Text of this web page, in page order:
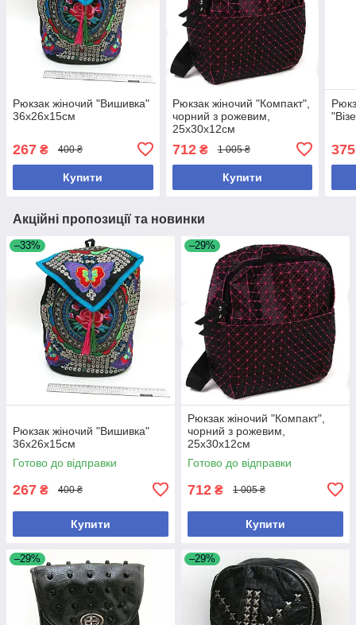
Рюкзак жіночий "Вишивка"
36х26х15см
267 ₴ 400 ₴
Купити
Рюкзак жіночий "Компакт",
чорний з рожевим,
25х30х12см
712₴ 1 005 ₴
Купити
375
Акційні пропозиції та новинки
–33%
Рюкзак жіночий "Вишивка"
36х26х15см
Готово до відправки
267 ₴ 400 ₴
Купити
–29%
Рюкзак жіночий "Компакт",
чорний з рожевим,
25х30х12см
Готово до відправки
712 ₴ 1 005 ₴
Купити
–29% –29%